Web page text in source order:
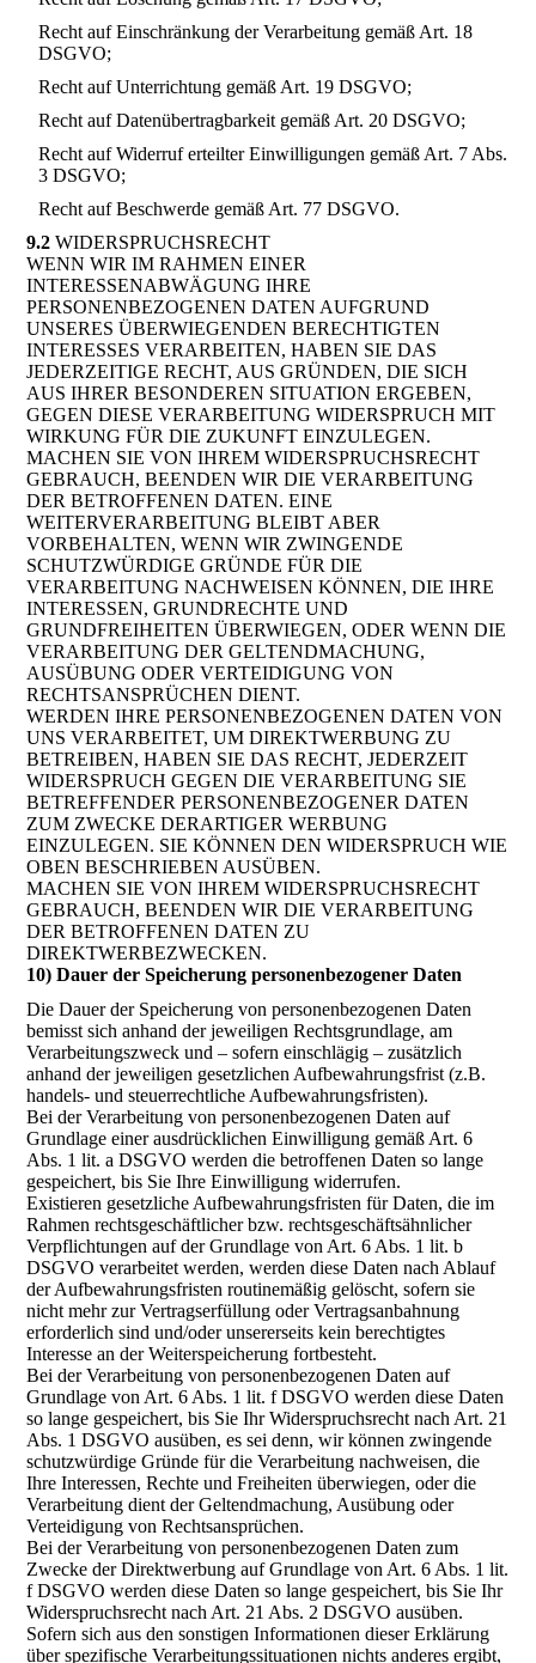
Recht auf Einschränkung der Verarbeitung gemäß Art. 18
DSGVO;
Recht auf Unterrichtung gemäß Art. 19 DSGVO;
Recht auf Datenübertragbarkeit gemäß Art. 20 DSGVO;
Recht auf Widerruf erteilter Einwilligungen gemäß Art. 7 Abs.
3 DSGVO;
Recht auf Beschwerde gemäß Art. 77 DSGVO.
9.2 WIDERSPRUCHSRECHT
WENN WIR IM RAHMEN EINER
INTERESSENABWÄGUNG IHRE
PERSONENBEZOGENEN DATEN AUFGRUND
UNSERES ÜBERWIEGENDEN BERECHTIGTEN
INTERESSES VERARBEITEN, HABEN SIE DAS
JEDERZEITIGE RECHT, AUS GRÜNDEN, DIE SICH
AUS IHRER BESONDEREN SITUATION ERGEBEN,
GEGEN DIESE VERARBEITUNG WIDERSPRUCH MIT
WIRKUNG FÜR DIE ZUKUNFT EINZULEGEN.
MACHEN SIE VON IHREM WIDERSPRUCHSRECHT
GEBRAUCH, BEENDEN WIR DIE VERARBEITUNG
DER BETROFFENEN DATEN. EINE
WEITERVERARBEITUNG BLEIBT ABER
VORBEHALTEN, WENN WIR ZWINGENDE
SCHUTZWÜRDIGE GRÜNDE FÜR DIE
VERARBEITUNG NACHWEISEN KÖNNEN, DIE IHRE
INTERESSEN, GRUNDRECHTE UND
GRUNDFREIHEITEN ÜBERWIEGEN, ODER WENN DIE
VERARBEITUNG DER GELTENDMACHUNG,
AUSÜBUNG ODER VERTEIDIGUNG VON
RECHTSANSPRÜCHEN DIENT.
WERDEN IHRE PERSONENBEZOGENEN DATEN VON
UNS VERARBEITET, UM DIREKTWERBUNG ZU
BETREIBEN, HABEN SIE DAS RECHT, JEDERZEIT
WIDERSPRUCH GEGEN DIE VERARBEITUNG SIE
BETREFFENDER PERSONENBEZOGENER DATEN
ZUM ZWECKE DERARTIGER WERBUNG
EINZULEGEN. SIE KÖNNEN DEN WIDERSPRUCH WIE
OBEN BESCHRIEBEN AUSÜBEN.
MACHEN SIE VON IHREM WIDERSPRUCHSRECHT
GEBRAUCH, BEENDEN WIR DIE VERARBEITUNG
DER BETROFFENEN DATEN ZU
DIREKTWERBEZWECKEN.
10) Dauer der Speicherung personenbezogener Daten
Die Dauer der Speicherung von personenbezogenen Daten
bemisst sich anhand der jeweiligen Rechtsgrundlage, am
Verarbeitungszweck und – sofern einschlägig – zusätzlich
anhand der jeweiligen gesetzlichen Aufbewahrungsfrist (z.B.
handels- und steuerrechtliche Aufbewahrungsfristen).
Bei der Verarbeitung von personenbezogenen Daten auf
Grundlage einer ausdrücklichen Einwilligung gemäß Art. 6
Abs. 1 lit. a DSGVO werden die betroffenen Daten so lange
gespeichert, bis Sie Ihre Einwilligung widerrufen.
Existieren gesetzliche Aufbewahrungsfristen für Daten, die im
Rahmen rechtsgeschäftlicher bzw. rechtsgeschäftsähnlicher
Verpflichtungen auf der Grundlage von Art. 6 Abs. 1 lit. b
DSGVO verarbeitet werden, werden diese Daten nach Ablauf
der Aufbewahrungsfristen routinemäßig gelöscht, sofern sie
nicht mehr zur Vertragserfüllung oder Vertragsanbahnung
erforderlich sind und/oder unsererseits kein berechtigtes
Interesse an der Weiterspeicherung fortbesteht.
Bei der Verarbeitung von personenbezogenen Daten auf
Grundlage von Art. 6 Abs. 1 lit. f DSGVO werden diese Daten
so lange gespeichert, bis Sie Ihr Widerspruchsrecht nach Art. 21
Abs. 1 DSGVO ausüben, es sei denn, wir können zwingende
schutzwürdige Gründe für die Verarbeitung nachweisen, die
Ihre Interessen, Rechte und Freiheiten überwiegen, oder die
Verarbeitung dient der Geltendmachung, Ausübung oder
Verteidigung von Rechtsansprüchen.
Bei der Verarbeitung von personenbezogenen Daten zum
Zwecke der Direktwerbung auf Grundlage von Art. 6 Abs. 1 lit.
f DSGVO werden diese Daten so lange gespeichert, bis Sie Ihr
Widerspruchsrecht nach Art. 21 Abs. 2 DSGVO ausüben.
Sofern sich aus den sonstigen Informationen dieser Erklärung
über spezifische Verarbeitungssituationen nichts anderes ergibt,